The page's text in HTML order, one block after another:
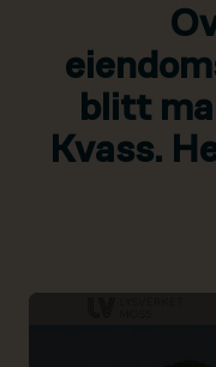
blitt
Kvass.